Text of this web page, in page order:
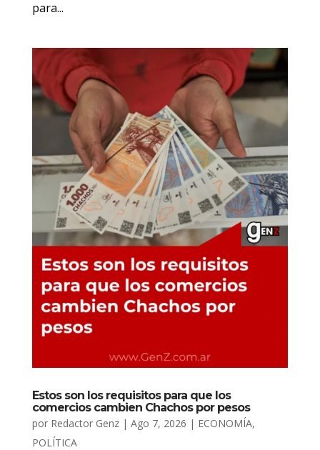
para...
Estos son los requisitos para que los
comercios cambien Chachos por pesos
por Redactor Genz| Ago 7, 2026 | ECONOMÍA,
POLÍTICA